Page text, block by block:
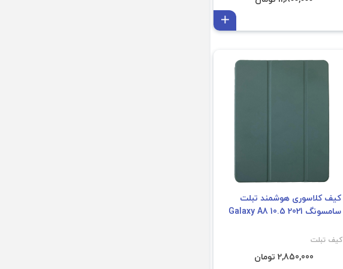
کیف کلاسوری هوشمند تبلت
سامسونگ Galaxy A8 10.5 2021
کیف تبلت
2,850,000 تومان